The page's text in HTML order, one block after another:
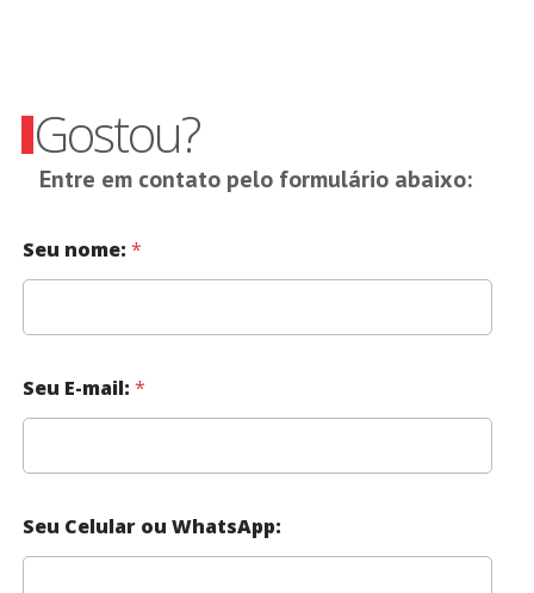
Gostou?
Entre em contato pelo formulário abaixo:
Seu nome: *
Seu E-mail: *
Seu Celular ou WhatsApp: